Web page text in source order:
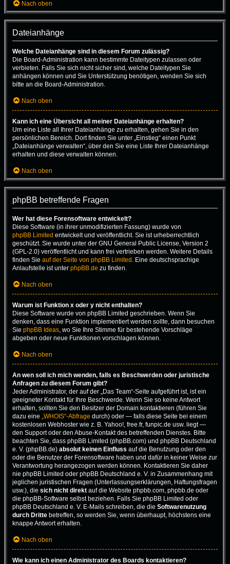
Nach oben
Dateianhänge
Welche Dateianhänge sind in diesem Forum zulässig?
Die Board-Administration kann bestimmte Dateitypen zulassen oder
verbieten. Falls Sie sich nicht sicher sind, welche Dateitypen Sie
anhängen können und Sie Unterstützung benötigen, wenden Sie sich
bitte an die Board-Administration.
Nach oben
Kann ich eine Übersicht all meiner Dateianhänge erhalten?
Um eine Liste all Ihrer Dateianhänge zu erhalten, gehen Sie in den
persönlichen Bereich. Dort finden Sie unter „Einstieg“ einen Punkt
„Dateianhänge verwalten“, über den Sie eine Liste Ihrer Dateianhänge
erhalten und diese verwalten können.
Nach oben
phpBB betreffende Fragen
Wer hat diese Forensoftware entwickelt?
Diese Software (in ihrer unmodifizierten Fassung) wurde von
phpBB Limited entwickelt und veröffentlicht. Sie ist urheberrechtlich
geschützt. Sie wurde unter der GNU General Public License, Version 2
(GPL-2.0) veröffentlicht und kann frei vertrieben werden. Weitere Details
finden Sie auf der Seite von phpBB Limited . Eine deutschsprachige
Anlaufstelle ist unter phpBB.de zu finden.
Nach oben
Warum ist Funktion x oder y nicht enthalten?
Diese Software wurde von phpBB Limited geschrieben. Wenn Sie
denken, dass eine Funktion implementiert werden sollte, dann besuchen
Sie phpBB Ideas, wo Sie Ihre Stimme für bestehende Vorschläge
abgeben oder neue Funktionen vorschlagen können.
Nach oben
An wen soll ich mich wenden, falls es Beschwerden oder juristische
Anfragen zu diesem Forum gibt?
Jeder Administrator, der auf der „Das Team“-Seite aufgeführt ist, ist ein
geeigneter Kontakt für Ihre Beschwerde. Wenn Sie so keine Antwort
erhalten, sollten Sie den Besitzer der Domain kontaktieren (führen Sie
dazu eine „WHOIS“-Abfrage durch) oder — falls diese Seite bei einem
kostenlosen Webhoster wie z. B. Yahoo!, free.fr, funpic.de usw. liegt —
den Support oder den Abuse-Kontakt des betreffenden Dienstes. Bitte
beachten Sie, dass phpBB Limited (phpBB.com) und phpBB Deutschland
e. V. (phpBB.de) absolut keinen Einfluss auf die Benutzung oder den
oder die Benutzer der Forensoftware haben und dafür in keiner Weise zur
Verantwortung herangezogen werden können. Kontaktieren Sie daher
nie phpBB Limited oder phpBB Deutschland e. V. in Zusammenhang mit
jeglichen juristischen Fragen (Unterlassungserklärungen, Haftungsfragen
usw.), die sich nicht direkt auf die Website phpbb.com, phpbb.de oder
die phpBB-Software selbst beziehen. Falls Sie phpBB Limited oder
phpBB Deutschland e. V. E-Mails schreiben, die die Softwarenutzung
durch Dritte betreffen, so werden Sie, wenn überhaupt, höchstens eine
knappe Antwort erhalten.
Nach oben
Wie kann ich einen Administrator des Boards kontaktieren?